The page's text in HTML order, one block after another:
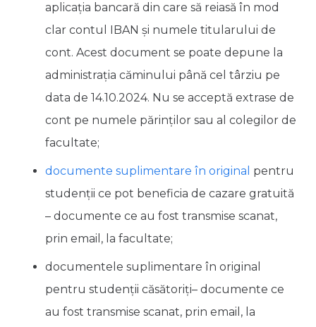
aplicația bancară din care să reiasă în mod
clar contul IBAN și numele titularului de
cont. Acest document se poate depune la
administrația căminului până cel târziu pe
data de 14.10.2024. Nu se acceptă extrase de
cont pe numele părinților sau al colegilor de
facultate;
documente suplimentare în original pentru
studenții ce pot beneficia de cazare gratuită
– documente ce au fost transmise scanat,
prin email, la facultate;
documentele suplimentare în original
pentru studenții căsătoriți– documente ce
au fost transmise scanat, prin email, la